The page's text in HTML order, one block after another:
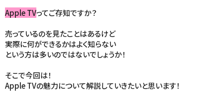
Apple TVってご存知ですか？
売っているのを見たことはあるけど
実際に何ができるかはよく知らない
という方は多いのではないでしょうか！
そこで今回は！
Apple TVの魅力について解説していきたいと思います！